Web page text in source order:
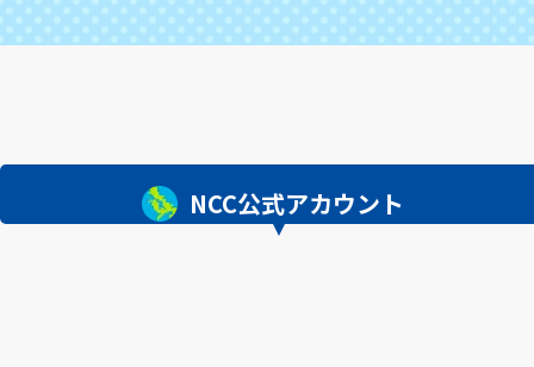
NCC公式アカウント